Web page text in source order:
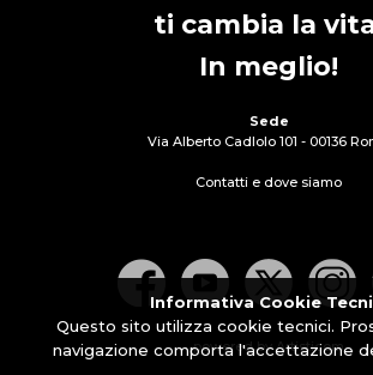
ti cambia la
In meglio!
Sede
Via Alberto Cadlolo 101 - 00136
Contatti e dove siamo
powered by Artisticom
Informativa Cookie
Questo sito utilizza cookie tecnici.
navigazione comporta l'accettazione